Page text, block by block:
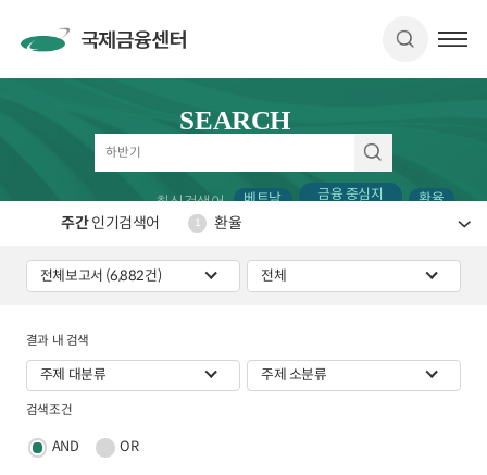
SEARCH
최신검색어 베트남 금융 중심지 환율
결과 내 검색
검색조건
AND OR
주간인기검색어 1 환율